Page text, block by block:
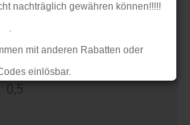
nachträglich gewähren können!!!!!
.
mit anderen Rabatten oder
einlösbar.
.0,5